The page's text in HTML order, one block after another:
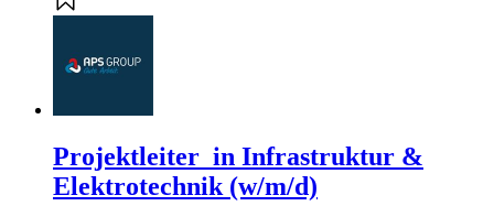
Projektleiter_in Infrastruktur &
Elektrotechnik (w/m/d)